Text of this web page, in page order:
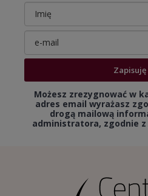
Zapisuję
Możesz zrezygnować w
adres email wyrażasz
drogą mailową
administratora, zgodnie z